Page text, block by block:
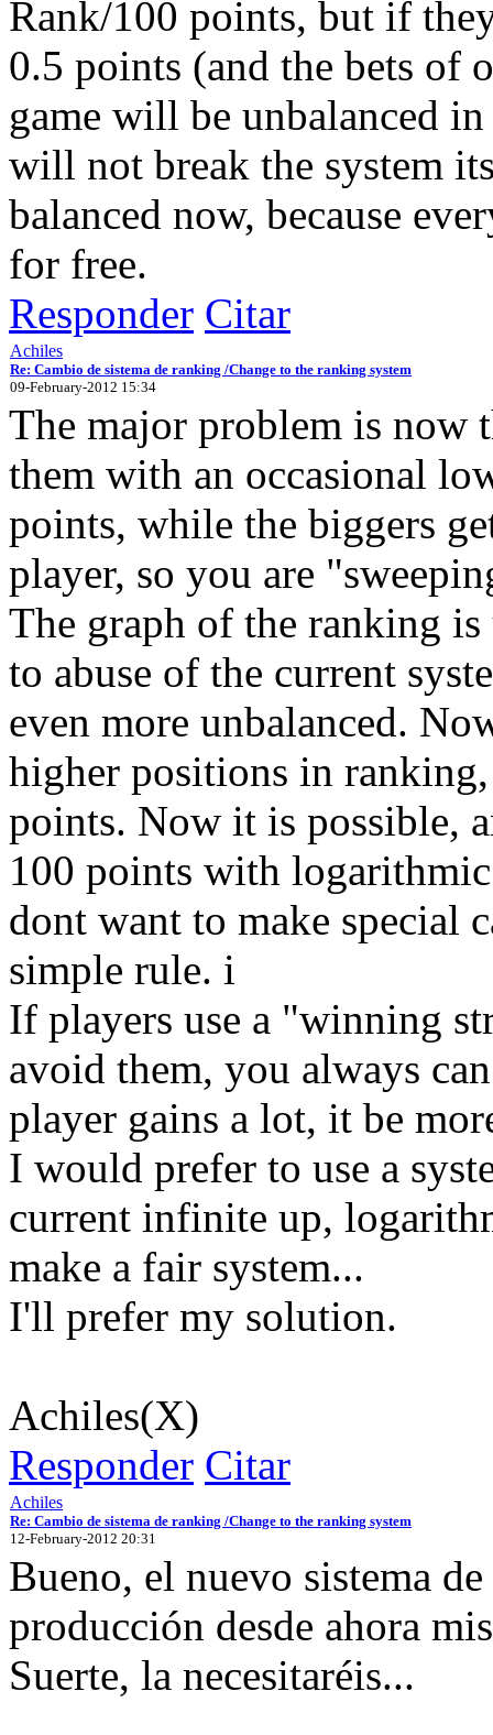
Rank/100 points, but if
0.5 points (and the bets of
game will be unbalanced
will not break the system
balanced now, because
for free.
Responder Citar
Achiles
Re: Cambio de sistema de ranking /Change to the ranking system
09-February-2012 15:34
The major problem is now
them with an occasional
points, while the biggers
player, so you are
The graph of the ranking is
to abuse of the current
even more unbalanced.
higher positions in
points. Now it is possible,
100 points with
dont want to make special
simple rule. i
If players use a "winning
avoid them, you always
player gains a lot, it be
I would prefer to use a
current infinite up,
make a fair system...
I'll prefer my solution.
Achiles(X)
Responder Citar
Achiles
Re: Cambio de sistema de ranking /Change to the ranking system
12-February-2012 20:31
Bueno, el nuevo sistema
producción desde ahora
Suerte, la necesitaréis...